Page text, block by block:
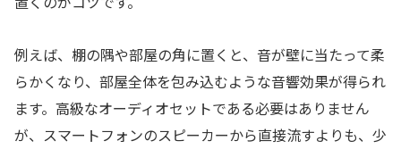
例えば、棚の隅や部屋の角に置くと、音が壁に当たって柔
らかくなり、部屋全体を包み込むような音響効果が得られ
ます。高級なオーディオセットである必要はありません
が、スマートフォンのスピーカーから直接流すよりも、少